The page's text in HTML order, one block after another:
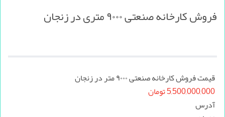
فروش کارخانه صنعتی ۹۰۰۰ متری در زنجان
قیمت فروش کارخانه صنعتی ۹۰۰۰ متر در زنجان
5,500,000,000 تومان
آدرس